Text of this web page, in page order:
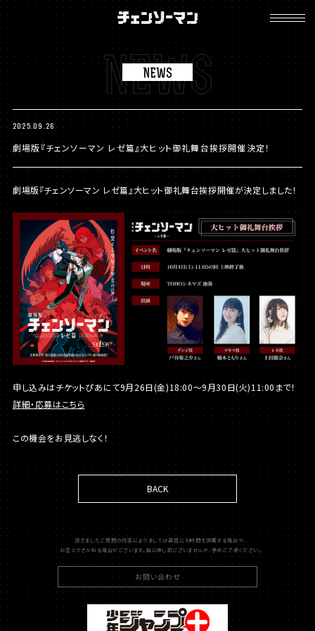
チ
ェ
ン
ソ
ー
マ
ン
2025.09.26
劇場版『チェンソーマン レゼ篇』大ヒット御礼舞台挨拶開催決定！
劇場版『チェンソーマン レゼ篇』大ヒット御礼舞台挨拶開催が決定しました！
申し込みはチケットぴあにて9月26日(金)18:00～9月30日(火)11:00まで！
詳細・応募はこちら
この機会をお見逃しなく！
BACK
頂きましたご質問の内容によりましては返信にお時間を頂戴する場合や、
お答えできかねる場合がございます。誠に申し訳ございませんが、予めご了承ください。
お問い合わせ